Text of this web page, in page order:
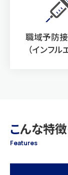
職域予防
（インフル
こんな特徴
Features